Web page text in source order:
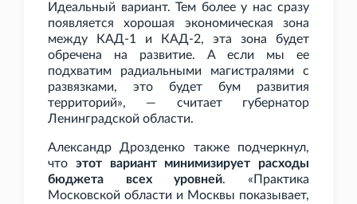
Идеальный вариант. Тем более у нас сразу
появляется хорошая экономическая зона
между КАД-1 и КАД-2, эта зона будет
обречена на развитие. А если мы ее
подхватим радиальными магистралями с
развязками, это будет бум развития
территорий», — считает губернатор
Ленинградской области.
Александр Дрозденко также подчеркнул,
что этот вариант минимизирует расходы
бюджета всех уровней. «Практика
Московской области и Москвы показывает,